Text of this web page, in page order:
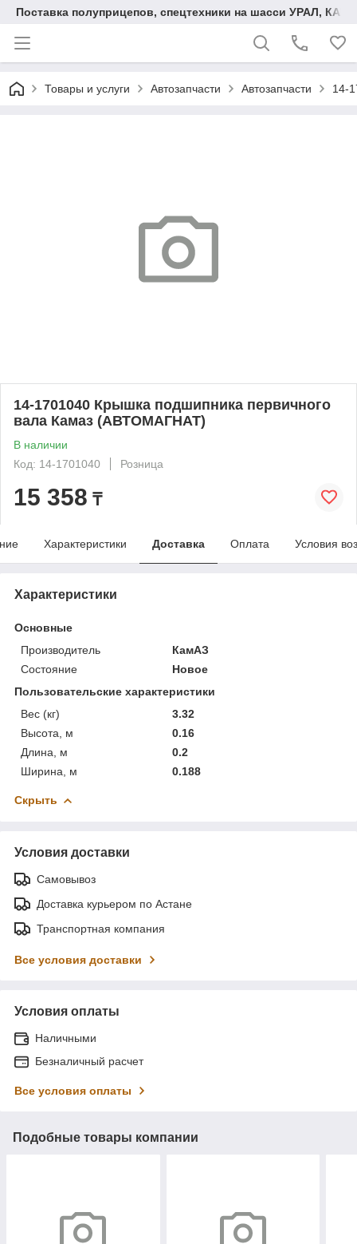
Поставка полуприцепов, спецтехники на шасси УРАЛ,
Товары и услуги Автозапчасти Автозапчасти 14-
14-1701040 Крышка подшипника первичного
вала Камаз (АВТОМАГНАТ)
В наличии
Код: 14-1701040
Розница
15 358 ₸
Характеристики Доставка Оплата Условия
Характеристики
Основные
Производитель
КамАЗ
Состояние
Новое
Пользовательские характеристики
Вес (кг)
3.32
Высота, м
0.16
Длина, м
0.2
Ширина, м
0.188
Скрыть
Условия доставки
Самовывоз
Доставка курьером по Астане
Транспортная компания
Все условия доставки
Условия оплаты
Наличными
Безналичный расчет
Все условия оплаты
Подобные товары компании